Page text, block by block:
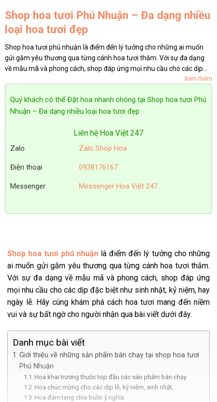
Shop hoa tươi Phú Nhuận – Đa dạng nhiều
loại hoa tươi đẹp
Shop hoa tươi phú nhuận là điểm đến lý tưởng cho những ai muốn
gửi gắm yêu thương qua từng cánh hoa tươi thắm. Với sự đa dạng
về mẫu mã và phong cách, shop đáp ứng mọi nhu cầu cho các dịp
Xem thêm
Quý khách có thể Đặt hoa nhanh chóng tại Shop hoa tươi Phú
Nhuận – Đa dạng nhiều loại hoa tươi đẹp
Liên hệ Hoa Việt 247
Zalo Zalo Shop Hoa
Điện thoại 0938176167
Messenger Messenger Hoa Việt 247
Shop hoa tươi phú nhuậnlà điểm đến lý tưởng cho những
ai muốn gửi gắm yêu thương qua từng cánh hoa tươi thắm.
Với sự đa dạng về mẫu mã và phong cách, shop đáp ứng
mọi nhu cầu cho các dịp đặc biệt như sinh nhật, kỷ niệm, hay
ngày lễ. Hãy cùng khám phá cách hoa tươi mang đến niềm
vui và sự bất ngờ cho người nhận qua bài viết dưới đây.
Danh mục bài viết
Giới thiệu về những sản phẩm bán chạy tại shop hoa tươi
Phú Nhuận
Hoa khai trương thuộc top đầu các sản phẩm bán chạy
Hoa chúc mừng cho các dịp lễ, kỷ niệm, sinh nhật,…
Hoa đám tang chia buồn ý nghĩa